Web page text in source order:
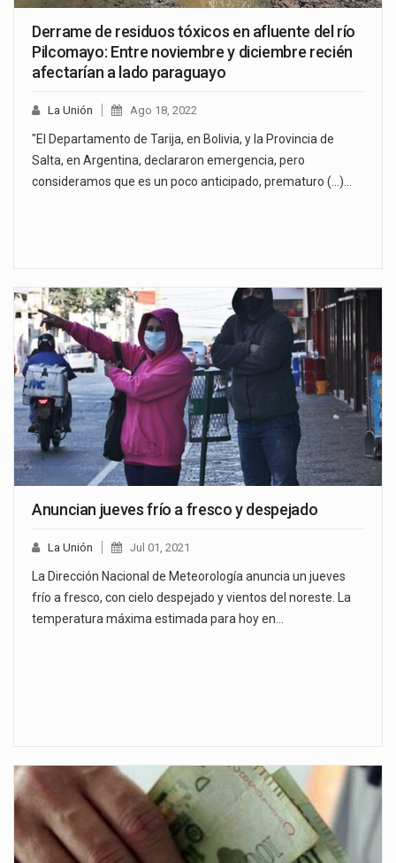
Derrame de residuos tóxicos en afluente del río
Pilcomayo: Entre noviembre y diciembre recién
afectarían a lado paraguayo
La Unión Ago 18, 2022
"El Departamento de Tarija, en Bolivia, y la Provincia de
Salta, en Argentina, declararon emergencia, pero
consideramos que es un poco anticipado, prematuro (...)…
Anuncian jueves frío a fresco y despejado
La Unión Jul 01, 2021
La Dirección Nacional de Meteorología anuncia un jueves
frío a fresco, con cielo despejado y vientos del noreste. La
temperatura máxima estimada para hoy en…